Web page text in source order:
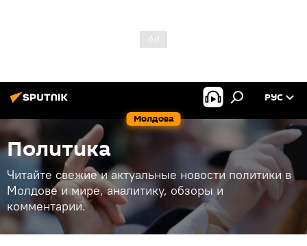
Молдова
РУС
Политика
Читайте свежие и актуальные новости политики в
Молдове и мире, аналитику, обзоры и
комментарии.